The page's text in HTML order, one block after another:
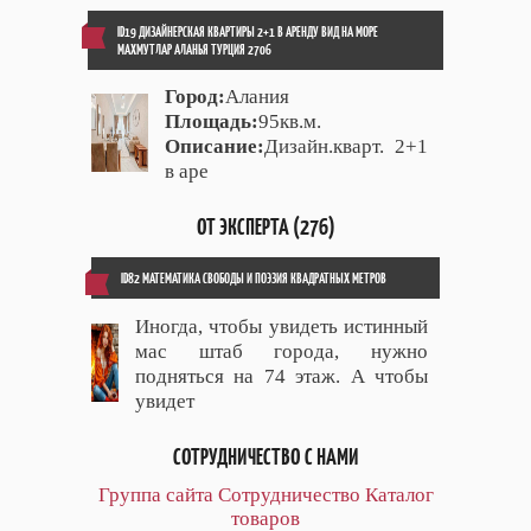
ID19 ДИЗАЙНЕРСКАЯ КВАРТИРЫ 2+1 В АРЕНДУ ВИД НА МОРЕ
МАХМУТЛАР АЛАНЬЯ ТУРЦИЯ 2706
Город:Алания
Площадь:95кв.м.
Описание:Дизайн.кварт. 2+1
в аре
ОТ ЭКСПЕРТА (276)
ID82 МАТЕМАТИКА СВОБОДЫ И ПОЭЗИЯ КВАДРАТНЫХ МЕТРОВ
Иногда, чтобы увидеть истинный
мас штаб города, нужно
подняться на 74 этаж. А чтобы
увидет
СОТРУДНИЧЕСТВО С НАМИ
Группа сайта Сотрудничество Каталог
товаров